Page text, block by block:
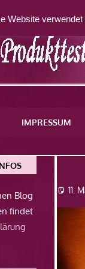
IMPRESSUM
11.
Blog
findet
Website